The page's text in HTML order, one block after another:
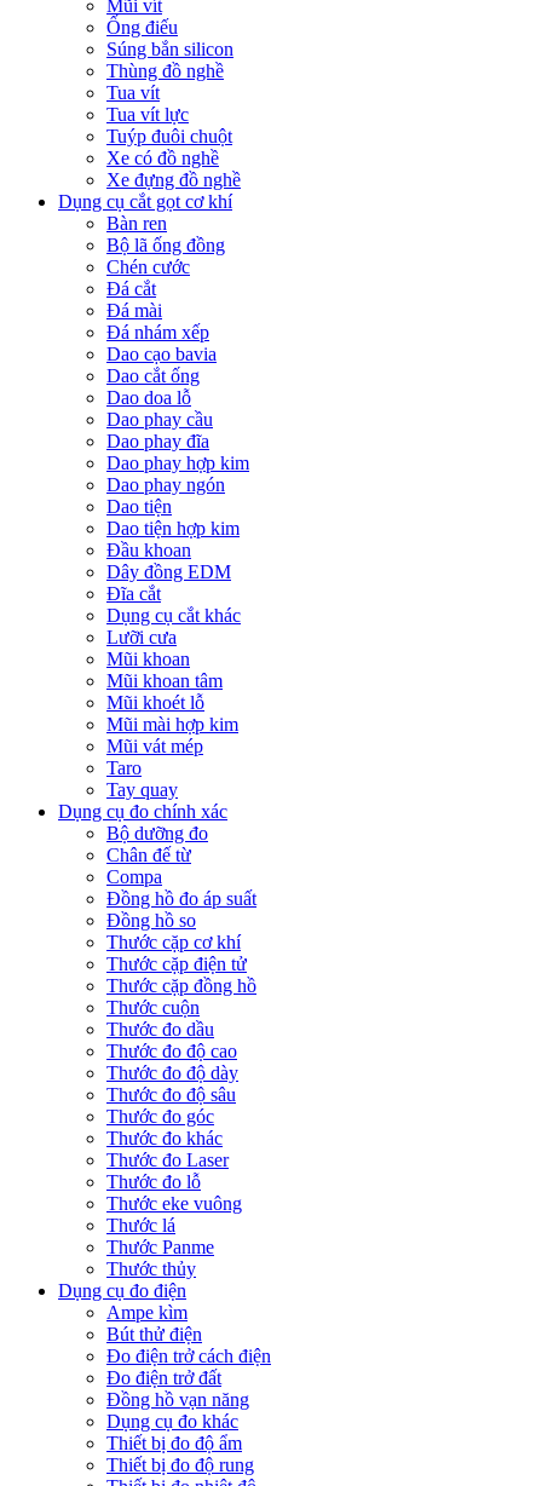
Mũi vít
Ống điếu
Súng bắn silicon
Thùng đồ nghề
Tua vít
Tua vít lực
Tuýp đuôi chuột
Xe có đồ nghề
Xe đựng đồ nghề
Dụng cụ cắt gọt cơ khí
Bàn ren
Bộ lã ống đồng
Chén cước
Đá cắt
Đá mài
Đá nhám xếp
Dao cạo bavia
Dao cắt ống
Dao doa lỗ
Dao phay cầu
Dao phay đĩa
Dao phay hợp kim
Dao phay ngón
Dao tiện
Dao tiện hợp kim
Đầu khoan
Dây đồng EDM
Đĩa cắt
Dụng cụ cắt khác
Lưỡi cưa
Mũi khoan
Mũi khoan tâm
Mũi khoét lỗ
Mũi mài hợp kim
Mũi vát mép
Taro
Tay quay
Dụng cụ đo chính xác
Bộ dưỡng đo
Chân đế từ
Compa
Đồng hồ đo áp suất
Đồng hồ so
Thước cặp cơ khí
Thước cặp điện tử
Thước cặp đồng hồ
Thước cuộn
Thước đo dầu
Thước đo độ cao
Thước đo độ dày
Thước đo độ sâu
Thước đo góc
Thước đo khác
Thước đo Laser
Thước đo lỗ
Thước eke vuông
Thước lá
Thước Panme
Thước thủy
Dụng cụ đo điện
Ampe kìm
Bút thử điện
Đo điện trở cách điện
Đo điện trở đất
Đồng hồ vạn năng
Dụng cụ đo khác
Thiết bị đo độ ẩm
Thiết bị đo độ rung